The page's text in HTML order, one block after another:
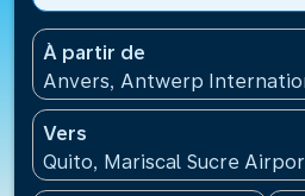
À partir de
Anvers, Antwerp
Vers
Quito, Mariscal Sucre